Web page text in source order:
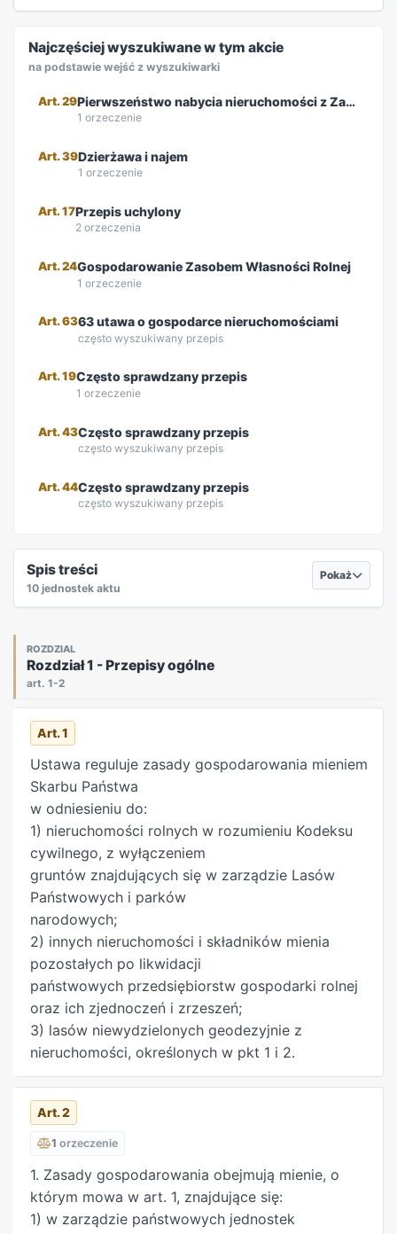
Najczęściej wyszukiwane w tym akcie
na podstawie wejść z wyszukiwarki
Art. 29 Pierwszeństwo nabycia nieruchomości z Zasobu Własności Rolnej Skarb...
1 orzeczenie
Art. 39Dzierżawa i najem
1 orzeczenie
Art. 17Przepis uchylony
2 orzeczenia
Art. 24Gospodarowanie Zasobem Własności Rolnej
1 orzeczenie
Art. 6363 utawa o gospodarce nieruchomościami
często wyszukiwany przepis
Art. 19Często sprawdzany przepis
1 orzeczenie
Art. 43Często sprawdzany przepis
często wyszukiwany przepis
Art. 44Często sprawdzany przepis
często wyszukiwany przepis
Spis treści
10 jednostek aktu
Pokaż
ROZDZIAL
Rozdział 1 - Przepisy ogólne
art. 1-2
Art. 1
Ustawa reguluje zasady gospodarowania mieniem
Skarbu Państwa
w odniesieniu do:
1) nieruchomości rolnych w rozumieniu Kodeksu
cywilnego, z wyłączeniem
gruntów znajdujących się w zarządzie Lasów
Państwowych i parków
narodowych;
2) innych nieruchomości i składników mienia
pozostałych po likwidacji
państwowych przedsiębiorstw gospodarki rolnej
oraz ich zjednoczeń i zrzeszeń;
3) lasów niewydzielonych geodezyjnie z
nieruchomości, określonych w pkt 1 i 2.
Art. 2
1 orzeczenie
1. Zasady gospodarowania obejmują mienie, o
którym mowa w art. 1, znajdujące się:
1) w zarządzie państwowych jednostek